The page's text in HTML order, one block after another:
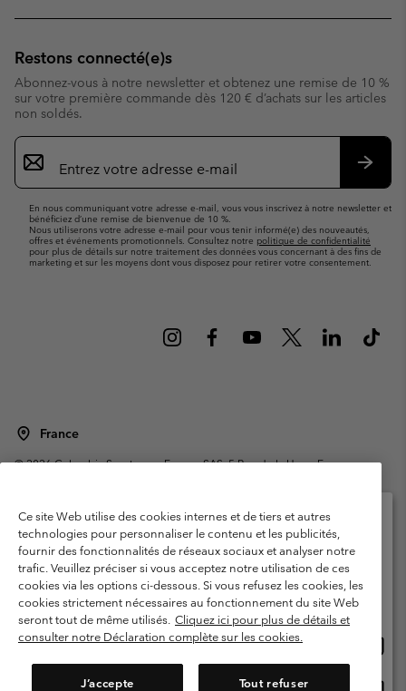
Restons connecté(e)s
Abonnez-vous à notre newsletter et obtenez une remise de 10 %
sur votre première commande dès 120 € d’achats sur les articles
non soldés.
Inscription
par
e-
En nous communiquant votre adresse e-mail, vous vous inscrivez à notre newsletter et
bénéficiez d’une remise de bienvenue de 10 %.
Nous utiliserons votre adresse e-mail pour vous tenir informé(e) des nouveautés,
offres et événements promotionnels. Consultez notre politique de confidentialité
pour plus de détails sur notre traitement des données vous concernant à des fins de
marketing et sur les moyens dont vous disposez pour retirer votre consentement.
France
©2026Columbia Sportswear Europe SAS. 5 Rue de la Haye, Espace
Garanties Légales
Politique de confidentialité
Conditions d'utilisation - Membres
Conditions D'utilisation - Contenu généré par l'utilisateur
Impressum
Cookies
Public CBCR
Ce site Web utilise des cookies internes et de tiers et autres
technologies pour personnaliser le contenu et les publicités,
fournir des fonctionnalités de réseaux sociaux et analyser notre
trafic. Veuillez préciser si vous acceptez notre utilisation de ces
cookies via les options ci-dessous. Si vous refusez les cookies, les
cookies strictement nécessaires au fonctionnement du site Web
seront tout de même utilisés. Cliquez ici pour plus de détails et
consulter notre Déclaration complète sur les cookies.
J’accepte Tout refuser
Veuillez sélectionner votre pays d’expédition et
votre langue
Achats en ligne disponibles
United States
ligne
France